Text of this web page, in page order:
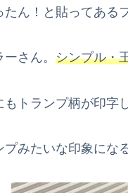
ん！と貼ってある
さん。 シンプル・
トランプ柄が印字
みたいな印象にな